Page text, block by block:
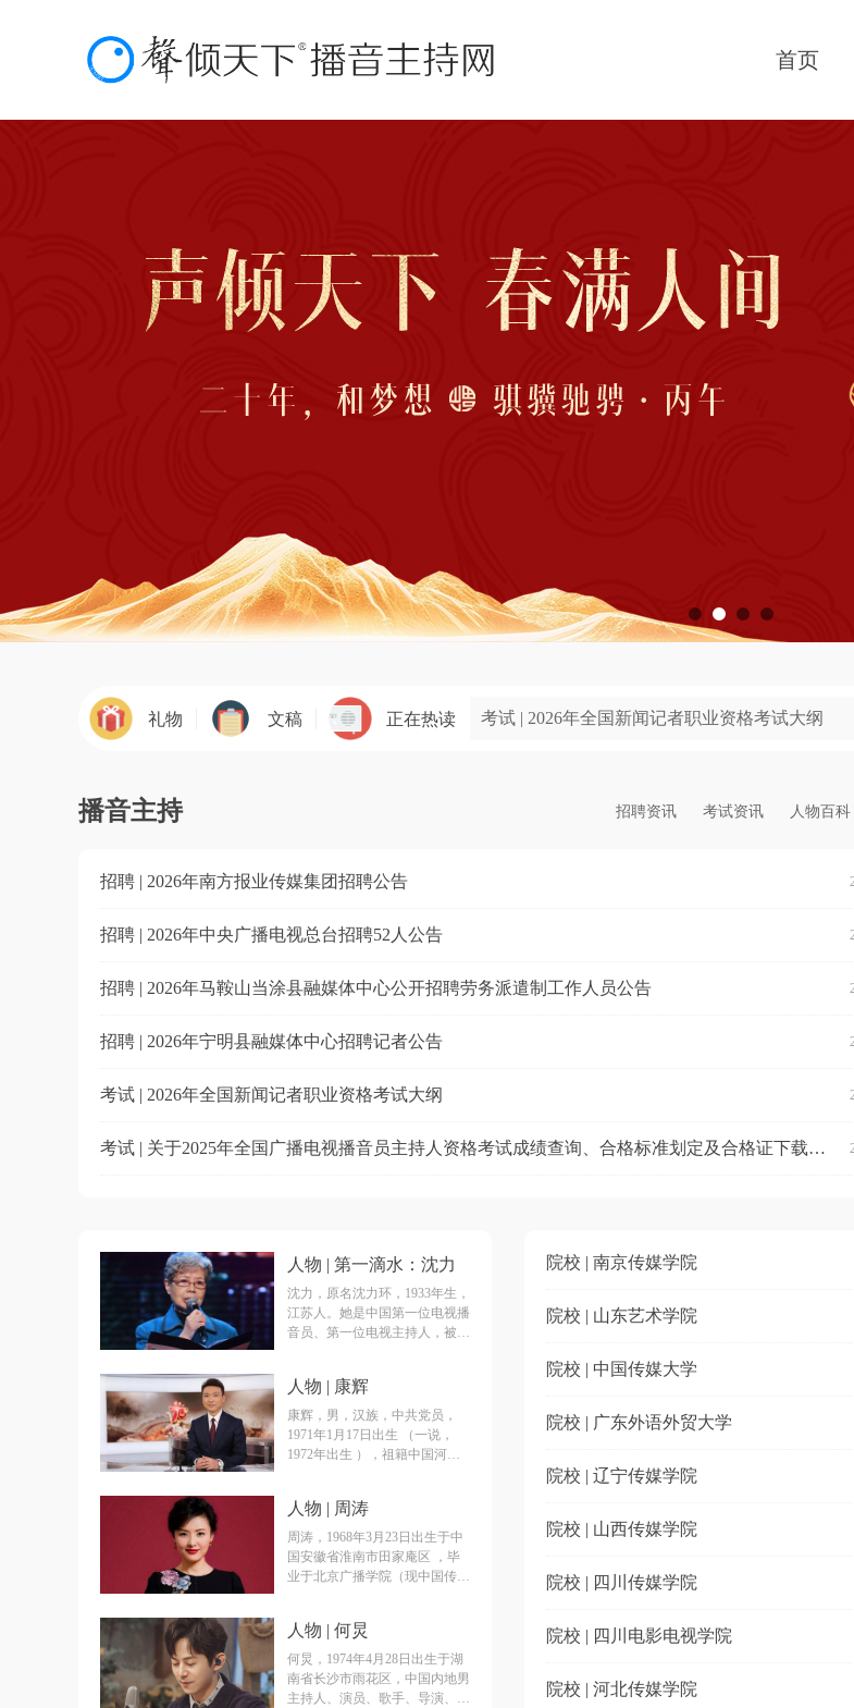
首页
正在热读
礼物 文稿 考试 | 2026年全国新闻记者职业资格考试大纲
招聘资讯 考试资讯 人物百科
播音主持
招聘 | 2026年南方报业传媒集团招聘公告
招聘 | 2026年中央广播电视总台招聘52人公告
招聘 | 2026年马鞍山当涂县融媒体中心公开招聘劳务派遣制工作人员公告
招聘 | 2026年宁明县融媒体中心招聘记者公告
考试 | 2026年全国新闻记者职业资格考试大纲
考试 | 关于2025年全国广播电视播音员主持人资格考试成绩查询、合格标准划定及合格证下载等有关事项的公告
人物 | 第一滴水：沈力
沈力，原名沈力环，1933年生，
江苏人。她是中国第一位电视播
音员、第一位电视主持人，被尊
病在京逝世，享年87岁。
人物 | 康辉
康辉，男，汉族，中共党员，
1971年1月17日出生 （一说，
1972年出生 ），祖籍中国河北
业于北京大学新闻与传播专业，
博士毕业于中国传媒大学广播电
视学专业。中国内地节目主持
人、新闻播音员、央视新闻中心
人物 | 周涛
周涛，1968年3月23日出生于中
国安徽省淮南市田家庵区 ，毕
业于北京广播学院（现中国传媒
员、中共党员、播音指导（正
高）职称 、国务院“政府特殊津
贴”享受者、中宣部“四个一
批”人才、“五一”劳动奖章 、中
人物 | 何炅
何炅，1974年4月28日出生于湖
南省长沙市雨花区，中国内地男
主持人、演员、歌手、导演、作
院校 | 南京传媒学院
院校 | 山东艺术学院
院校 | 中国传媒大学
院校 | 广东外语外贸大学
院校 | 辽宁传媒学院
院校 | 山西传媒学院
院校 | 四川传媒学院
院校 | 四川电影电视学院
院校 | 河北传媒学院